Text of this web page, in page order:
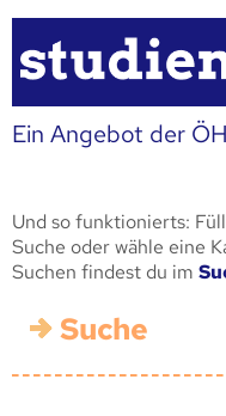
Ein Angebot der
Und so funktionierts:
Suche oder wähle eine
Suchen findest du im
Suche